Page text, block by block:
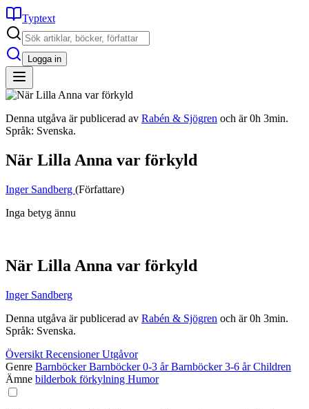
Typtext
Logga in
Denna utgåva är publicerad av Rabén & Sjögren och är 0h 3min.
Språk: Svenska.
När Lilla Anna var förkyld
Inger Sandberg (Författare)
Inga betyg ännu
När Lilla Anna var förkyld
Inger Sandberg
Denna utgåva är publicerad av Rabén & Sjögren och är 0h 3min.
Språk: Svenska.
Översikt RecensionerUtgåvor
Genre BarnböckerBarnböcker 0-3 årBarnböcker 3-6 årChildren
Ämne bilderbok förkylning Humor